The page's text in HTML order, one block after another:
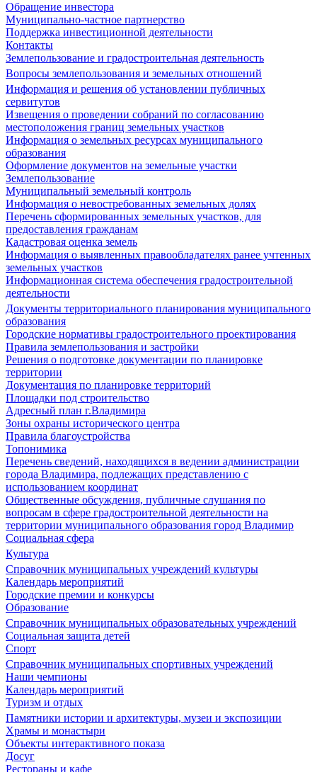
Обращение инвестора
Муниципально-частное партнерство
Поддержка инвестиционной деятельности
Контакты
Землепользование и градостроительная деятельность
Вопросы землепользования и земельных отношений
Информация и решения об установлении публичных
сервитутов
Извещения о проведении собраний по согласованию
местоположения границ земельных участков
Информация о земельных ресурсах муниципального
образования
Оформление документов на земельные участки
Землепользование
Муниципальный земельный контроль
Информация о невостребованных земельных долях
Перечень сформированных земельных участков, для
предоставления гражданам
Кадастровая оценка земель
Информация о выявленных правообладателях ранее учтенных
земельных участков
Информационная система обеспечения градостроительной
деятельности
Документы территориального планирования муниципального
образования
Городские нормативы градостроительного проектирования
Правила землепользования и застройки
Решения о подготовке документации по планировке
территории
Документация по планировке территорий
Площадки под строительство
Адресный план г.Владимира
Зоны охраны исторического центра
Правила благоустройства
Топонимика
Перечень сведений, находящихся в ведении администрации
города Владимира, подлежащих представлению с
использованием координат
Общественные обсуждения, публичные слушания по
вопросам в сфере градостроительной деятельности на
территории муниципального образования город Владимир
Социальная сфера
Культура
Справочник муниципальных учреждений культуры
Календарь мероприятий
Городские премии и конкурсы
Образование
Справочник муниципальных образовательных учреждений
Социальная защита детей
Спорт
Справочник муниципальных спортивных учреждений
Наши чемпионы
Календарь мероприятий
Туризм и отдых
Памятники истории и архитектуры, музеи и экспозиции
Храмы и монастыри
Объекты интерактивного показа
Досуг
Рестораны и кафе